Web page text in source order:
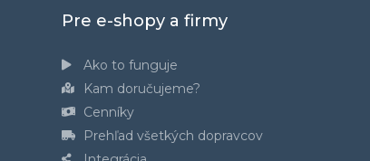
Pre e-shopy a firmy
Ako to funguje
Kam doručujeme?
Cenníky
Prehľad všetkých dopravcov